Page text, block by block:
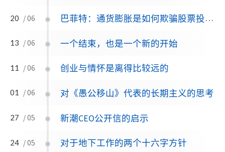
20 / 06 巴菲特：通货膨胀是如何欺骗股票投资者的
13 / 06 一个结束，也是一个新的开始
11 / 06 创业与情怀是离得比较远的
01 / 06 对《愚公移山》代表的长期主义的思考
27 / 05 新潮CEO公开信的启示
24 / 05 对于地下工作的两个十六字方针